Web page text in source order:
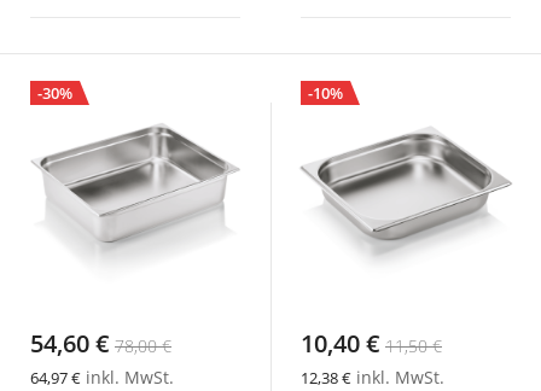
-30%
54,60 € 78,00 €
64,97 € inkl. MwSt.
-10%
10,40 € 11,50 €
12,38 € inkl. MwSt.